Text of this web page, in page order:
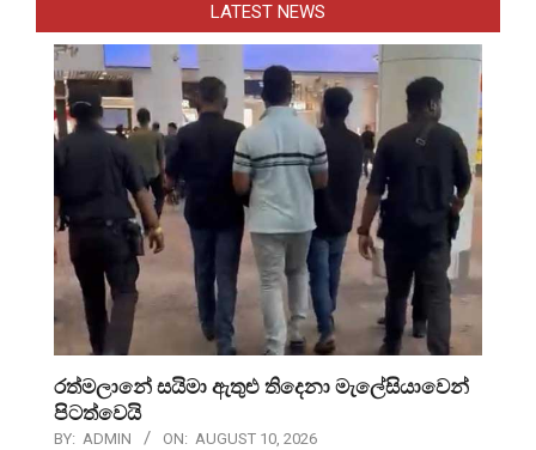
LATEST NEWS
රත්මලානේ සයිමා ඇතුළු තිදෙනා මැලේසියාවෙන්
පිටත්වෙයි
BY: ADMIN ON: AUGUST 10, 2026